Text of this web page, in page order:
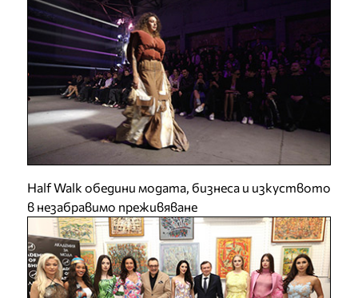
Half Walk обедини модата, бизнеса и изкуството
в незабравимо преживяване